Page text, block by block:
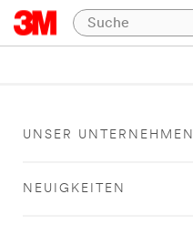
UNSER UNTERNEHMEN
NEUIGKEITEN